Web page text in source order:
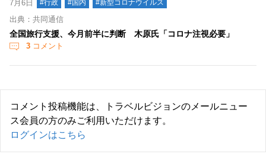
7月6日 #行政 #国内 #新型コロナウイルス
出典：共同通信
全国旅行支援、今月前半に判断 木原氏「コロナ注視必要」
3 コメント
コメント投稿機能は、トラベルビジョンのメールニュー
ス会員の方のみご利用いただけます。
ログインはこちら